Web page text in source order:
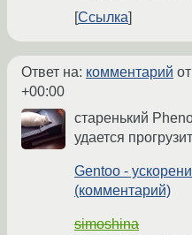
Ссылка
Ответ на: комментарий
+00:00
старенький
удается
Gentoo -
(комментарий)
simoshina